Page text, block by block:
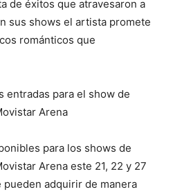
de éxitos que atravesaron a
sus shows el artista promete
románticos que
entradas para el show de
Arena
para los shows de
Arena este 21, 22 y 27
adquirir de manera